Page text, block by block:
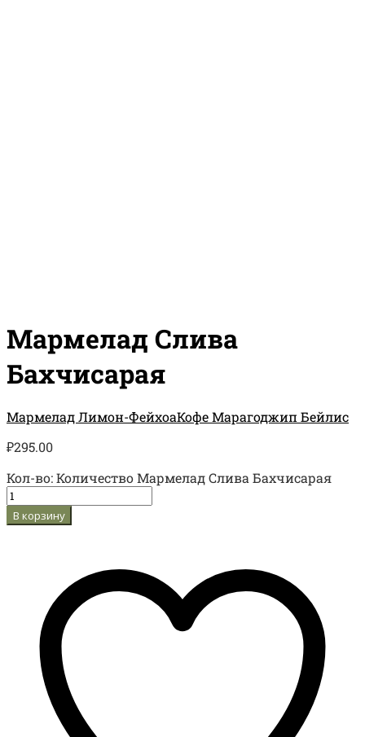
Мармелад Слива
Бахчисарая
Мармелад Лимон-ФейхоаКофе Марагоджип Бейлис
₽295.00
Кол-во:Количество Мармелад Слива Бахчисарая
В корзину